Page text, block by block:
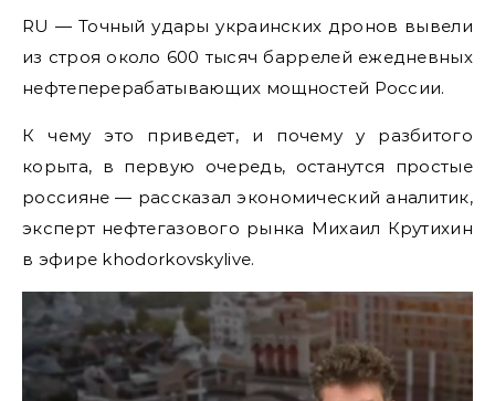
RU — Точный удары украинских дронов вывели
из строя около 600 тысяч баррелей ежедневных
нефтеперерабатывающих мощностей России.
К чему это приведет, и почему у разбитого
корыта, в первую очередь, останутся простые
россияне — рассказал экономический аналитик,
эксперт нефтегазового рынка Михаил Крутихин
в эфире khodorkovskylive.